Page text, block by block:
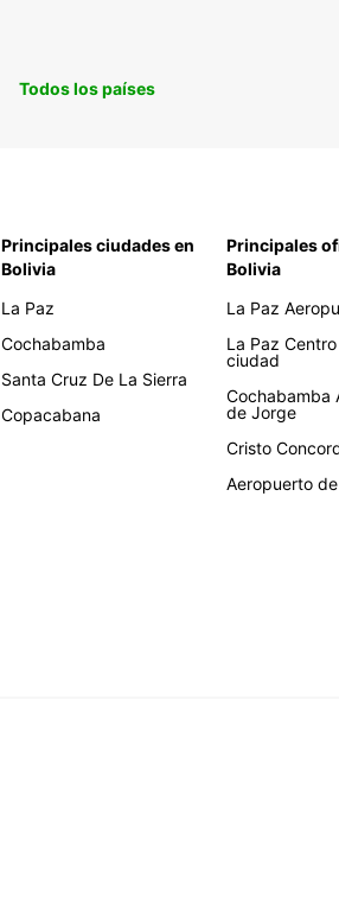
Todos los países
Principales ciudades en
Bolivia
La Paz
Cochabamba
Santa Cruz De La Sierra
Copacabana
Principales
Bolivia
La Paz
La Paz
ciudad
Cochabamba
de Jorge
Cristo
Aeropuerto